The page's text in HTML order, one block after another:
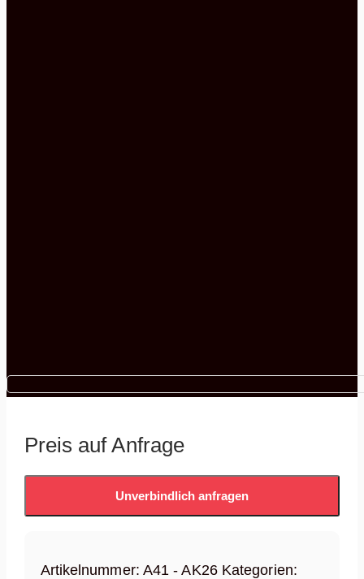
Preis auf Anfrage
Unverbindlich anfragen
Artikelnummer: A41 - AK26 Kategorien: